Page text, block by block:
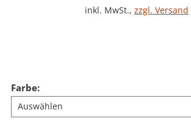
inkl. MwSt., zzgl. Versand
Farbe: